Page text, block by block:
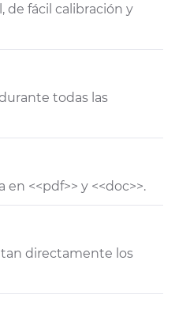
de fácil calibración y
todas las
<<pdf>> y <<doc>>.
directamente los